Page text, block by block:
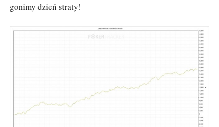
gonimy dzień straty!